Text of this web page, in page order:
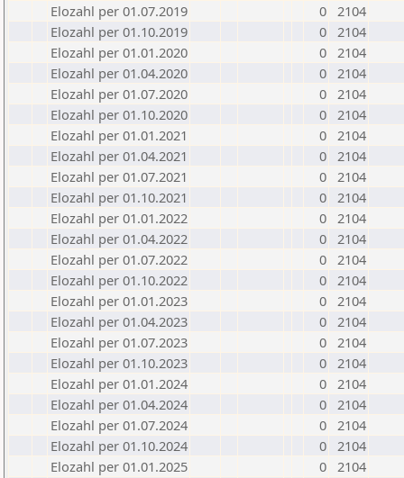
Elozahl per 01.07.2019
0 2104
Elozahl per 01.10.2019
0 2104
Elozahl per 01.01.2020
0 2104
Elozahl per 01.04.2020
0 2104
Elozahl per 01.07.2020
0 2104
Elozahl per 01.10.2020
0 2104
Elozahl per 01.01.2021
0 2104
Elozahl per 01.04.2021
0 2104
Elozahl per 01.07.2021
0 2104
Elozahl per 01.10.2021
0 2104
Elozahl per 01.01.2022
0 2104
Elozahl per 01.04.2022
0 2104
Elozahl per 01.07.2022
0 2104
Elozahl per 01.10.2022
0 2104
Elozahl per 01.01.2023
0 2104
Elozahl per 01.04.2023
0 2104
Elozahl per 01.07.2023
0 2104
Elozahl per 01.10.2023
0 2104
Elozahl per 01.01.2024
0 2104
Elozahl per 01.04.2024
0 2104
Elozahl per 01.07.2024
0 2104
Elozahl per 01.10.2024
0 2104
Elozahl per 01.01.2025
0 2104